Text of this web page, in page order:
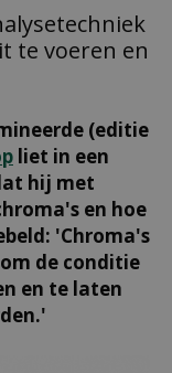
te voeren en
(editie
liet in een
hij met
en hoe
'Chroma's
de conditie
en te laten